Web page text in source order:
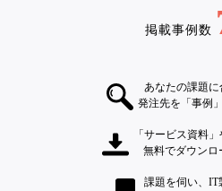
掲載事例数
あなたの課題に
発注先を「事例
「サービス資料
無料でダウンロ
課題を伺い、IT